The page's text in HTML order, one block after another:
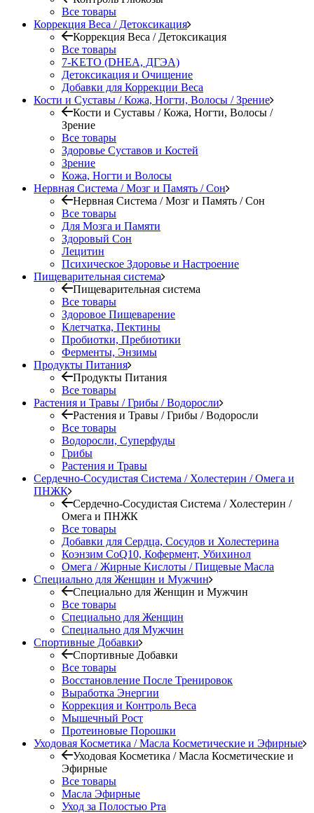
Все товары
Коррекция Веса / Детоксикация
Коррекция Веса / Детоксикация
Все товары
7-KETO (DHEA, ДГЭА)
Детоксикация и Очищение
Добавки для Коррекции Веса
Кости и Суставы / Кожа, Ногти, Волосы / Зрение
Кости и Суставы / Кожа, Ногти, Волосы /
Зрение
Все товары
Здоровье Суставов и Костей
Зрение
Кожа, Ногти и Волосы
Нервная Система / Мозг и Память / Сон
Нервная Система / Мозг и Память / Сон
Все товары
Для Мозга и Памяти
Здоровый Сон
Лецитин
Психическое Здоровье и Настроение
Пищеварительная система
Пищеварительная система
Все товары
Здоровое Пищеварение
Клетчатка, Пектины
Пробиотки, Пребиотики
Ферменты, Энзимы
Продукты Питания
Продукты Питания
Все товары
Растения и Травы / Грибы / Водоросли
Растения и Травы / Грибы / Водоросли
Все товары
Водоросли, Суперфуды
Грибы
Растения и Травы
Сердечно-Сосудистая Система / Холестерин / Омега и
ПНЖК
Сердечно-Сосудистая Система / Холестерин /
Омега и ПНЖК
Все товары
Добавки для Сердца, Сосудов и Холестерина
Коэнзим CoQ10, Кофермент, Убихинол
Омега / Жирные Кислоты / Пищевые Масла
Специально для Женщин и Мужчин
Специально для Женщин и Мужчин
Все товары
Специально для Женщин
Специально для Мужчин
Спортивные Добавки
Спортивные Добавки
Все товары
Восстановление После Тренировок
Выработка Энергии
Коррекция и Контроль Веса
Мышечный Рост
Протеиновые Порошки
Уходовая Косметика / Масла Косметические и Эфирные
Уходовая Косметика / Масла Косметические и
Эфирные
Все товары
Масла Эфирные
Уход за Полостью Рта